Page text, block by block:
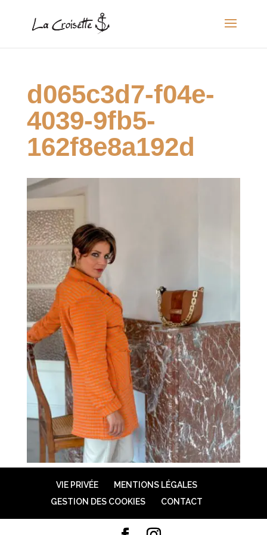
d065c3d7-f04e-
4039-9fb5-
162f8e8a192d
VIE PRIVÉE
MENTIONS LÉGALES
GESTION DES COOKIES
CONTACT